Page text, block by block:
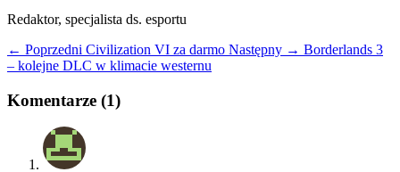
Redaktor, specjalista ds. esportu
← Poprzedni Civilization VI za darmo Następny → Borderlands 3
– kolejne DLC w klimacie westernu
Komentarze (1)